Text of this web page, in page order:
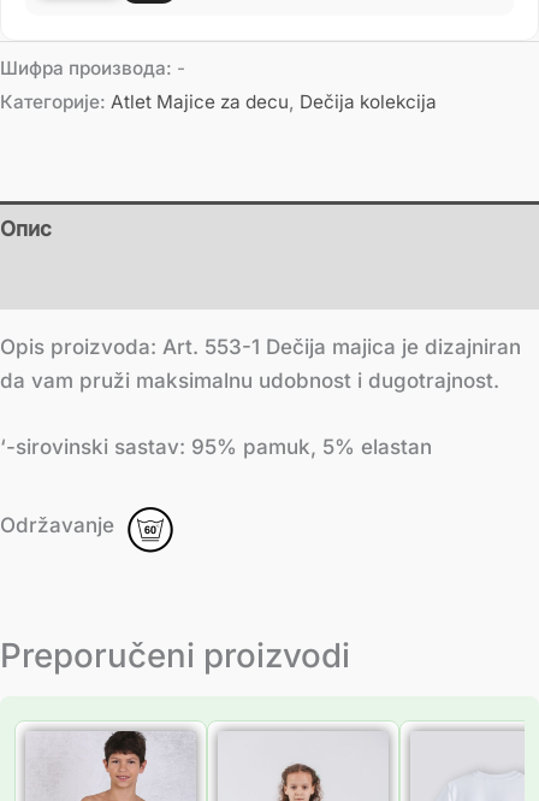
Шифра производа: -
Категорије: Atlet Majice za decu, Dečija kolekcija
Опис
Opis proizvoda: Art. 553-1 Dečija majica je dizajniran
da vam pruži maksimalnu udobnost i dugotrajnost.
‘-sirovinski sastav: 95% pamuk, 5% elastan
Održavanje
Preporučeni proizvodi
Распон
цена:
од
249.00 рсд
до
299.00 рсд
Распон
181.00 рсд
до
216.00 рсд